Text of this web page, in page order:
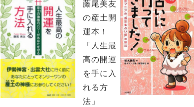
藤尾美友
の産土開
運本！
「人生最
高の開運
を手に入
れる方
法」